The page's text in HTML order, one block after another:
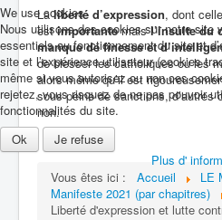
Laliberté d’expression, dont
estimportantemaisl’insulte du
manque de finesse et
de blesser les catholiques ou les
alors même qu’il est
sous peine de sanctions, d’autres
non.
Vous êtes ici : Accueil
LE
Manifeste 2021 (par chapitres)
Liberté d'expression et lutte
We use cookies
Nous utilisons des cookies sur notre site
essentiels au fonctionnement du site et
site et l’expérience utilisateur (cookies
même si vous autorisez ou non ces
rejetez, vous risquez de ne pas pouvoir
fonctionnalités du site.
Ok
Je refuse
Plus d'